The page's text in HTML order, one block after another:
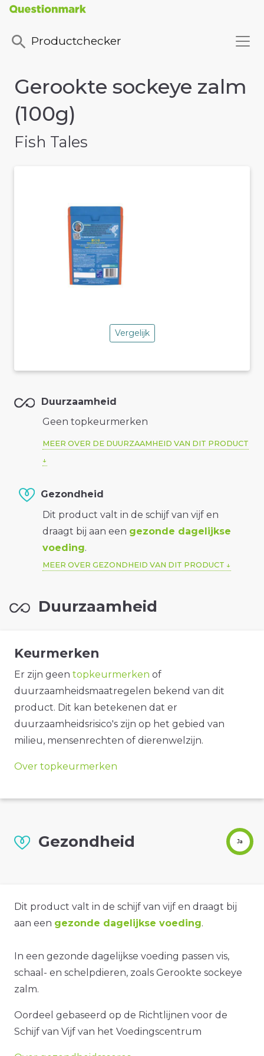
Productchecker
Gerookte sockeye zalm
(100g)
Fish Tales
Vergelijk
Duurzaamheid
Geen topkeurmerken
MEER OVER DE DUURZAAMHEID VAN DIT PRODUCT
Gezondheid
Dit product valt in de schijf van vijf en
draagt bij aan een gezonde dagelijkse
voeding.
MEER OVER GEZONDHEID VAN DIT PRODUCT
Duurzaamheid
Keurmerken
Er zijn geen topkeurmerken of
duurzaamheidsmaatregelen bekend van dit
product. Dit kan betekenen dat er
duurzaamheidsrisico's zijn op het gebied van
milieu, mensenrechten of dierenwelzijn.
Over topkeurmerken
Gezondheid Ja
Dit product valt in de schijf van vijf en draagt bij
aan een gezonde dagelijkse voeding.
In een gezonde dagelijkse voeding passen vis,
schaal- en schelpdieren, zoals Gerookte sockeye
zalm.
Oordeel gebaseerd op de Richtlijnen voor de
Schijf van Vijf van het Voedingscentrum